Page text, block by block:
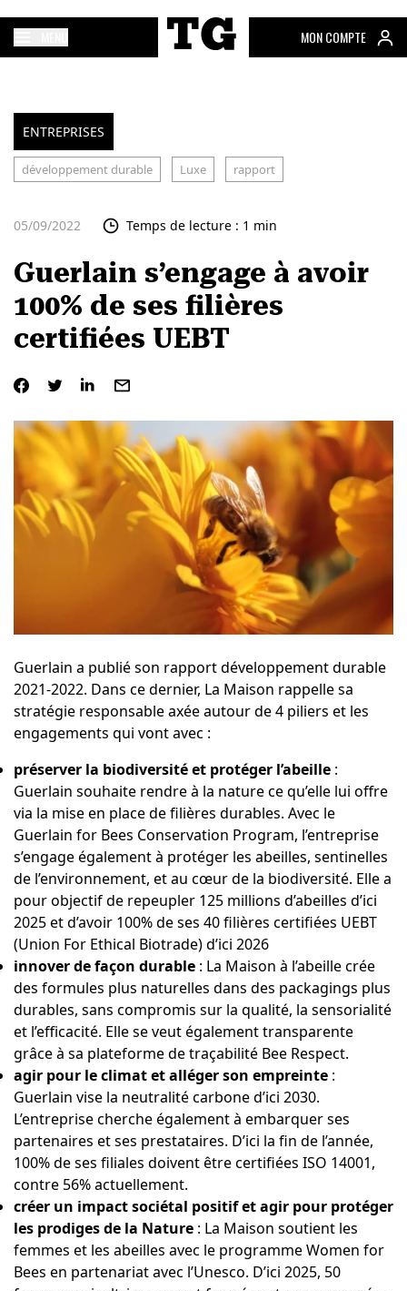
MON COMPTE
ENTREPRISES
développement durable Luxe rapport
05/09/2022 Temps de lecture : 1 min
Guerlain s’engage à avoir
100% de ses filières
certifiées UEBT
Guerlain a publié son rapport développement durable
2021-2022. Dans ce dernier, La Maison rappelle sa
stratégie responsable axée autour de 4 piliers et les
engagements qui vont avec :
préserver la biodiversité et protéger l’abeille:
Guerlain souhaite rendre à la nature ce qu’elle lui offre
via la mise en place de filières durables. Avec le
Guerlain for Bees Conservation Program, l’entreprise
s’engage également à protéger les abeilles, sentinelles
de l’environnement, et au cœur de la biodiversité. Elle a
pour objectif de repeupler 125 millions d’abeilles d’ici
2025 et d’avoir 100% de ses 40 filières certifiées UEBT
(Union For Ethical Biotrade) d’ici 2026
innover de façon durable: La Maison à l’abeille crée
des formules plus naturelles dans des packagings plus
durables, sans compromis sur la qualité, la sensorialité
et l’efficacité. Elle se veut également transparente
grâce à sa plateforme de traçabilité Bee Respect.
agir pour le climat et alléger son empreinte :
Guerlain vise la neutralité carbone d’ici 2030.
L’entreprise cherche également à embarquer ses
partenaires et ses prestataires. D’ici la fin de l’année,
100% de ses filiales doivent être certifiées ISO 14001,
contre 56% actuellement.
créer un impact sociétal positif et agir pour protéger
les prodiges de la Nature : La Maison soutient les
femmes et les abeilles avec le programme Women for
Bees en partenariat avec l’Unesco. D’ici 2025, 50